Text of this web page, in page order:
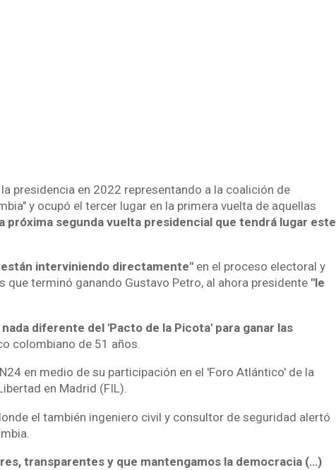
presidencia en 2022 representando a la coalición de
y ocupó el tercer lugar en la primera vuelta de aquellas
próxima segunda vuelta presidencial que tendrá lugar este
están interviniendo directamente"en el proceso electoral y
que terminó ganando Gustavo Petro, al ahora presidente "le
nada diferente del 'Pacto de la Picota' para ganar las
colombiano de 51 años.
en medio de su participación en el 'Foro Atlántico' de la
en Madrid (FIL).
el también ingeniero civil y consultor de seguridad alertó
transparentes y que mantengamos la democracia (…)